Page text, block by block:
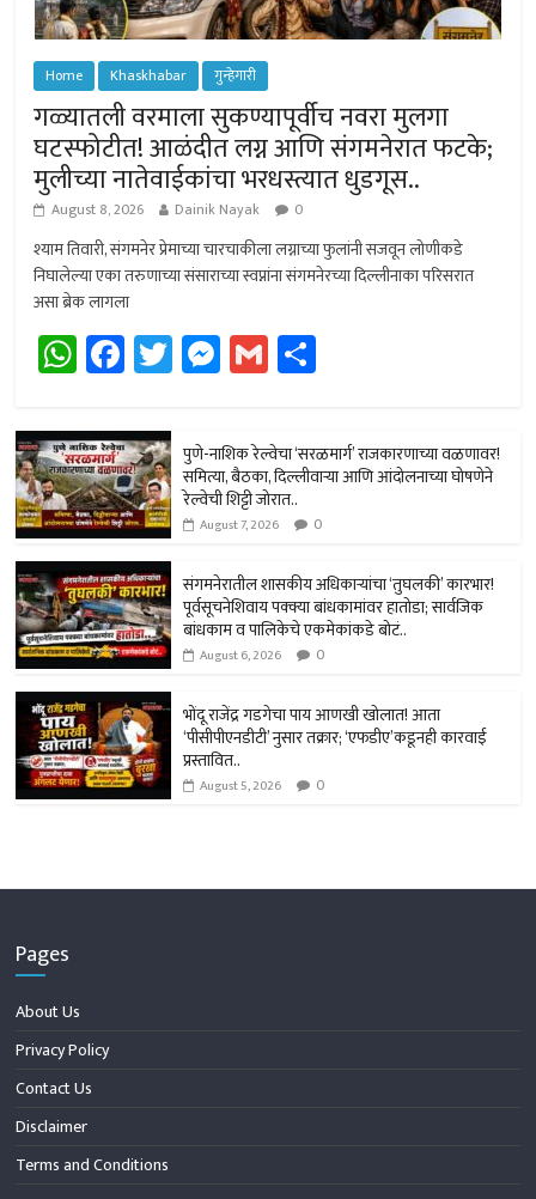
Home Khaskhabar गुन्हेगारी
गळ्यातली वरमाला सुकण्यापूर्वीच नवरा मुलगा
घटस्फोटीत! आळंदीत लग्न आणि संगमनेरात फटके;
मुलीच्या नातेवाईकांचा भरधस्त्यात धुडगूस..
August 8, 2026 Dainik Nayak 0
श्याम तिवारी, संगमनेर प्रेमाच्या चारचाकीला लग्नाच्या फुलांनी सजवून लोणीकडे
निघालेल्या एका तरुणाच्या संसाराच्या स्वप्नांना संगमनेरच्या दिल्लीनाका परिसरात
असा ब्रेक लागला
W
h
at
sA
p
p
Fa
ce
b
o
ok
T
wi
tt
er
M
es
se
n
ge
r
G
m
ail
पुणे-नाशिक रेल्वेचा ‘सरळमार्ग’ राजकारणाच्या वळणावर!
समित्या, बैठका, दिल्लीवार्‍या आणि आंदोलनाच्या घोषणेने
रेल्वेची शिट्टी जोरात..
August 7, 2026 0
संगमनेरातील शासकीय अधिकार्‍यांचा ‘तुघलकी’ कारभार!
पूर्वसूचनेशिवाय पक्क्या बांधकामांवर हातोडा; सार्वजिक
बांधकाम व पालिकेचे एकमेकांकडे बोटं..
August 6, 2026 0
भोंदू राजेंद्र गडगेचा पाय आणखी खोलात! आता
‘पीसीपीएनडीटी’ नुसार तक्रार; ‘एफडीए’कडूनही कारवाई
प्रस्तावित..
August 5, 2026 0
Pages
About Us
Privacy Policy
Contact Us
Disclaimer
Terms and Conditions